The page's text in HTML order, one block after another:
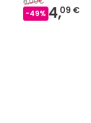
-49% 4,09 €